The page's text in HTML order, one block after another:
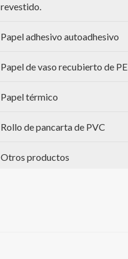
revestido.
Papel adhesivo autoadhesivo
Papel de vaso recubierto de PE
Papel térmico
Rollo de pancarta de PVC
Otros productos